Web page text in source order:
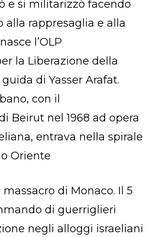
e si militarizzò facendo
alla rappresaglia e alla
l’OLP
la Liberazione della
di Yasser Arafat.
con il
Beirut nel 1968 ad opera
entrava nella spirale
Oriente
massacro di Monaco. Il 5
di guerriglieri
negli alloggi israeliani